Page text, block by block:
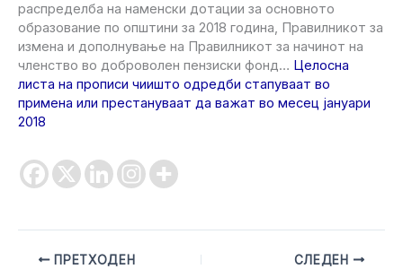
распределба на наменски дотации за основното
образование по општини за 2018 година, Правилникот за
измена и дополнување на Правилникот за начинот на
членство во доброволен пензиски фонд… Целосна
листа на прописи чиишто одредби стапуваат во
примена или престануваат да важат во месец јануари
2018
ПРЕТХОДЕН СЛЕДЕН